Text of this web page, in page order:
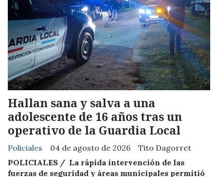
Hallan sana y salva a una
adolescente de 16 años tras un
operativo de la Guardia Local
Tito Dagorret
Policiales
04 de agosto de 2026
POLICIALES / La rápida intervención de las
fuerzas de seguridad y áreas municipales permitió